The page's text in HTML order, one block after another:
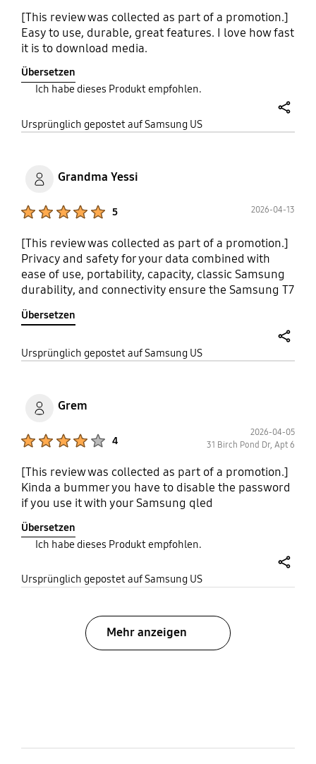
[This review was collected as part of a promotion.]
Easy to use, durable, great features. I love how fast
it is to download media.
Übersetzen
Ich habe dieses Produkt empfohlen.
Ursprünglich gepostet auf Samsung US
Grandma Yessi
5 2026-04-13
[This review was collected as part of a promotion.]
Privacy and safety for your data combined with
ease of use, portability, capacity, classic Samsung
durability, and connectivity ensure the Samsung T7
continues to be a powerful, competitive tool for
professionals and enthusiasts alike, always
offering a go to, reliable, and speedy solution for
on-the-go storage needs.
Übersetzen
Ursprünglich gepostet auf Samsung US
Grem
4
2026-04-05
31 Birch Pond Dr, Apt 6
[This review was collected as part of a promotion.]
Kinda a bummer you have to disable the password
if you use it with your Samsung qled
Übersetzen
Ich habe dieses Produkt empfohlen.
Ursprünglich gepostet auf Samsung US
Mehr anzeigen